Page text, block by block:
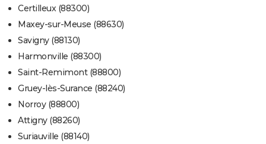
Certilleux (88300)
Maxey-sur-Meuse (88630)
Savigny (88130)
Harmonville (88300)
Saint-Remimont (88800)
Gruey-lès-Surance (88240)
Norroy (88800)
Attigny (88260)
Suriauville (88140)